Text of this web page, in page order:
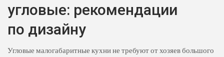
угловые: рекомендации
по дизайну
Угловые малогабаритные кухни не требуют от хозяев большого